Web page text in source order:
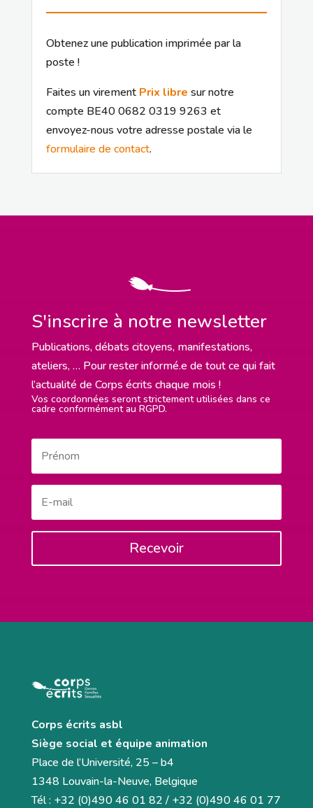
Obtenez une publication imprimée par la
poste !
Faites un virement Prix libre sur notre
compte BE40 0682 0319 9263 et
envoyez-nous votre adresse postale via le
formulaire de contact.
S'inscrire à notre newsletter
Publications, débats citoyens, manifestations,
ateliers, … Pour rester informé.e de tout ce qui fait
l’actualité de Corps écrits chaque mois !
Vos coordonnées seront strictement utilisées dans ce
cadre conformément au RGPD.
Recevoir
Corps écrits asbl
Siège social et équipe animation
Place de l’Université, 25 – b4
1348 Louvain-la-Neuve, Belgique
Tél : +32 (0)490 46 01 82 / +32 (0)490 46 01 77